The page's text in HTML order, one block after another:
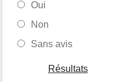
Oui
Non
Sans avis
Résultats